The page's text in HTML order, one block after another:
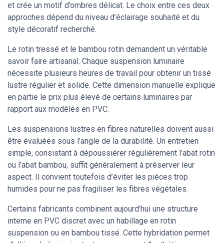
et crée un motif d’ombres délicat. Le choix entre ces deux
approches dépend du niveau d’éclairage souhaité et du
style décoratif recherché.
Le rotin tressé et le bambou rotin demandent un véritable
savoir faire artisanal. Chaque suspension luminaire
nécessite plusieurs heures de travail pour obtenir un tissé
lustre régulier et solide. Cette dimension manuelle explique
en partie le prix plus élevé de certains luminaires par
rapport aux modèles en PVC.
Les suspensions lustres en fibres naturelles doivent aussi
être évaluées sous l’angle de la durabilité. Un entretien
simple, consistant à dépoussiérer régulièrement l’abat rotin
ou l’abat bambou, suffit généralement à préserver leur
aspect. Il convient toutefois d’éviter les pièces trop
humides pour ne pas fragiliser les fibres végétales.
Certains fabricants combinent aujourd’hui une structure
interne en PVC discret avec un habillage en rotin
suspension ou en bambou tissé. Cette hybridation permet